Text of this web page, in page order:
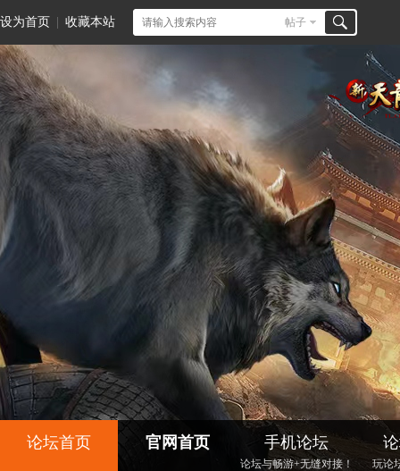
设为首页 收藏本站 帖子
论坛首页 官网首页 手机论坛
论坛与畅游+无缝对接！ 玩论